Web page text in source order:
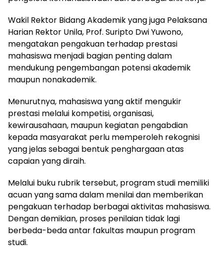
Wakil Rektor Bidang Akademik yang juga Pelaksana
Harian Rektor Unila, Prof. Suripto Dwi Yuwono,
mengatakan pengakuan terhadap prestasi
mahasiswa menjadi bagian penting dalam
mendukung pengembangan potensi akademik
maupun nonakademik.
Menurutnya, mahasiswa yang aktif mengukir
prestasi melalui kompetisi, organisasi,
kewirausahaan, maupun kegiatan pengabdian
kepada masyarakat perlu memperoleh rekognisi
yang jelas sebagai bentuk penghargaan atas
capaian yang diraih.
Melalui buku rubrik tersebut, program studi memiliki
acuan yang sama dalam menilai dan memberikan
pengakuan terhadap berbagai aktivitas mahasiswa.
Dengan demikian, proses penilaian tidak lagi
berbeda-beda antar fakultas maupun program
studi.